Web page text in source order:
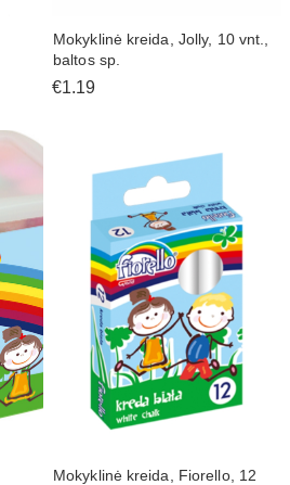
Mokyklinė kreida, Jolly, 10 vnt.,
baltos sp.
€1.19
Mokyklinė kreida, Fiorello, 12